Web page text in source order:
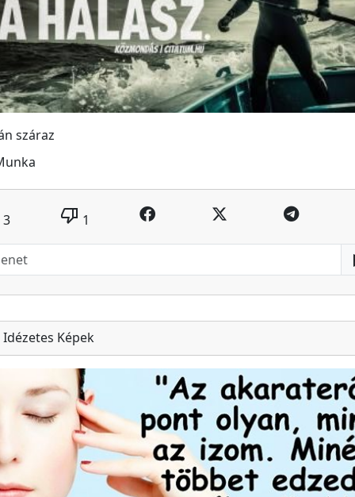
száraz
3 thumb_down 1
Idézetes Képek